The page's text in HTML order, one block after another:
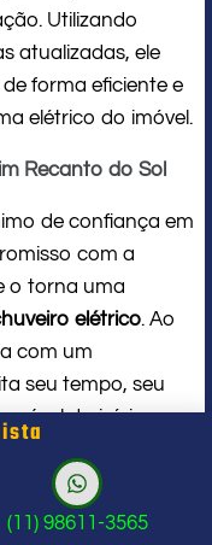
Utilizando
atualizadas, ele
forma eficiente e
elétrico do imóvel.
Recanto do Sol
de confiança em
com a
o torna uma
elétrico. Ao
com um
seu tempo, seu
do início ao
sinais que
(11) 98611-3565